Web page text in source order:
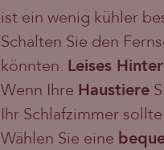
ist ein wenig kühler
Schalten Sie den
könnten. Leises
Wenn Ihre Haustiere
Ihr Schlafzimmer sollte
Wählen Sie eine